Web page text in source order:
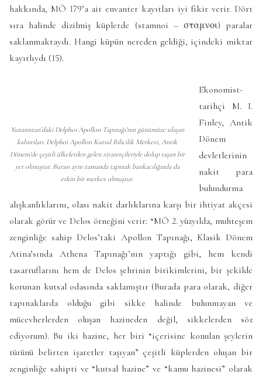
hakkında, MÖ 179’a ait envanter kayıtları iyi fikir verir. Dört
sıra halinde dizilmiş küplerde (stamnoi – σταμνοι) paralar
saklanmaktaydı. Hangi küpün nereden geldiği, içindeki miktar
kayıtlıydı (15).
Yunanistan’daki Delphoi Apollon Tapınağı’nın günümüze ulaşan
kalıntıları. Delphoi Apollon Kutsal Bilicilik Merkezi, Antik
Dönem’de çeşitli ülkelerden gelen ziyaretçileriyle dolup taşan bir
yer olmuştur. Burası aynı zamanda tapınak bankacılığında da
etkin bir merkez olmuştur.
Ekonomist-
tarihçi M. I.
Finley, Antik
Dönem
devletlerinin
nakit para
bulundurma
alışkanlıklarını, olası nakit darlıklarına karşı bir ihtiyat akçesi
olarak görür ve Delos örneğini verir: “MÖ 2. yüzyılda, muhteşem
zenginliğe sahip Delos’taki Apollon Tapınağı, Klasik Dönem
Atina’sında Athena Tapınağı’nın yaptığı gibi, hem kendi
tasarruflarını hem de Delos şehrinin birikimlerini, bir şekilde
korunan kutsal odasında saklamıştır (Burada para olarak, diğer
tapınaklarda olduğu gibi sikke halinde bulunmayan ve
mücevherlerden oluşan hazineden değil, sikkelerden söz
ediyorum). Bu iki hazine, her biri “içerisine konulan şeylerin
türünü belirten işaretler taşıyan” çeşitli küplerden oluşan bir
zenginliğe sahipti ve “kutsal hazine” ve “kamu hazinesi” olarak